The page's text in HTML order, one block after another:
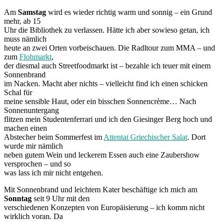
Am Samstag wird es wieder richtig warm und sonnig – ein Grund
mehr, ab 15
Uhr die Bibliothek zu verlassen. Hätte ich aber sowieso getan, ich
muss nämlich
heute an zwei Orten vorbeischauen. Die Radltour zum MMA – und
zum Flohmarkt,
der diesmal auch Streetfoodmarkt ist – bezahle ich teuer mit einem
Sonnenbrand
im Nacken. Macht aber nichts – vielleicht find ich einen schicken
Schal für
meine sensible Haut, oder ein bisschen Sonnencrème… Nach
Sonnenuntergang
flitzen mein Studentenferrari und ich den Giesinger Berg hoch und
machen einen
Abstecher beim Sommerfest im Attentat Griechischer Salat. Dort
wurde mir nämlich
neben gutem Wein und leckerem Essen auch eine Zaubershow
versprochen – und so
was lass ich mir nicht entgehen.
Mit Sonnenbrand und leichtem Kater beschäftige ich mich am
Sonntag seit 9 Uhr mit den
verschiedenen Konzepten von Europäisierung – ich komm nicht
wirklich voran. Da